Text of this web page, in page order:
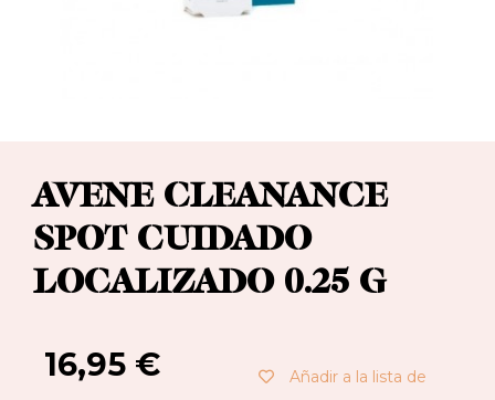
AVENE CLEANANCE
SPOT CUIDADO
LOCALIZADO 0.25 G
16,95 €
Añadir a la lista de